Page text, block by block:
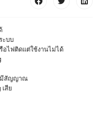
ะบบ
รือไฟติดแต่ใช้งานไม่ได้
มีสัญญาณ
สีย